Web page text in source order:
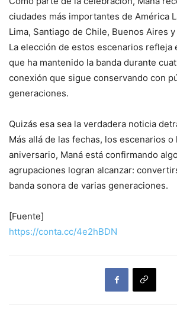
ciudades más importantes de América
Lima, Santiago de Chile, Buenos Aires
La elección de estos escenarios refleja
que ha mantenido la banda durante
conexión que sigue conservando con
generaciones.
Quizás esa sea la verdadera noticia
Más allá de las fechas, los escenarios
aniversario, Maná está confirmando
agrupaciones logran alcanzar:
banda sonora de varias generaciones.
[Fuente]
https://conta.cc/4e2hBDN